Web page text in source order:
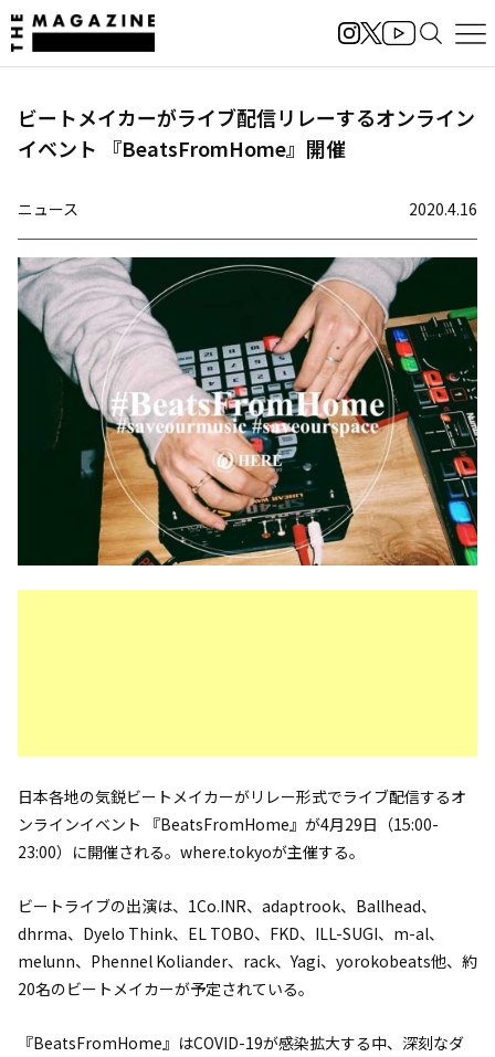
ビートメイカーがライブ配信リレーするオンライン
イベント 『BeatsFromHome』開催
ニュース 2020.4.16
日本各地の気鋭ビートメイカーがリレー形式でライブ配信するオ
ンラインイベント 『BeatsFromHome』が4月29日（15:00-
23:00）に開催される。where.tokyoが主催する。
ビートライブの出演は、1Co.INR、adaptrook、Ballhead、
dhrma、Dyelo Think、EL TOBO、FKD、ILL-SUGI、m-al、
melunn、Phennel Koliander、rack、Yagi、yorokobeats他、約
20名のビートメイカーが予定されている。
『BeatsFromHome』はCOVID-19が感染拡大する中、深刻なダ